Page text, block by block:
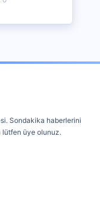
Sondakika haberlerini
lütfen üye olunuz.